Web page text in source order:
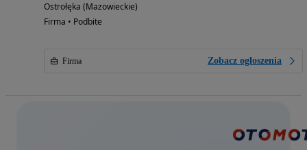
Ostrołęka (Mazowieckie)
Firma • Podbite
Firma Zobacz ogłoszenia